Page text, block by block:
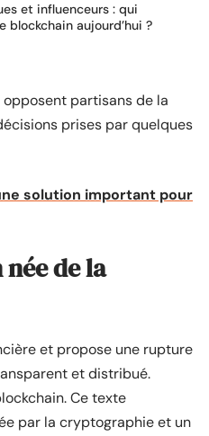
et influenceurs : qui
blockchain aujourd’hui ?
partisans de la
prises par quelques
solution important pour
de la
et propose une rupture
et distribué.
Ce texte
par la cryptographie et un